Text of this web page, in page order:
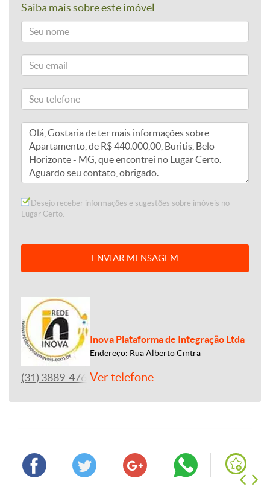
Saiba mais sobre este imóvel
Desejo receber informações e sugestões sobre imóveis no
Lugar Certo.
ENVIAR MENSAGEM
Inova Plataforma de Integração Ltda
Endereço: Rua Alberto Cintra
(31) 3889-4765Ver telefone